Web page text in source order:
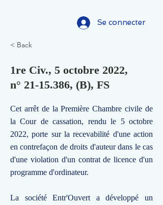
Se connecter
< Back
1re Civ., 5 octobre 2022,
n° 21-15.386, (B), FS
Cet arrêt de la Première Chambre civile de
la Cour de cassation, rendu le 5 octobre
2022, porte sur la recevabilité d'une action
en contrefaçon de droits d'auteur dans le cas
d'une violation d'un contrat de licence d'un
programme d'ordinateur.
La société Entr'Ouvert a développé un